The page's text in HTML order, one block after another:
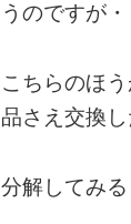
うのですが・
こちらのほ
品さえ交換
分解してみる